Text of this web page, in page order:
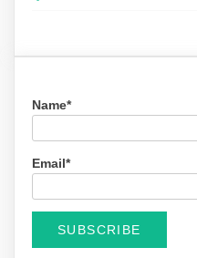
Name*
Email*